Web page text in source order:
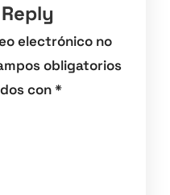
electrónico no
obligatorios
con*